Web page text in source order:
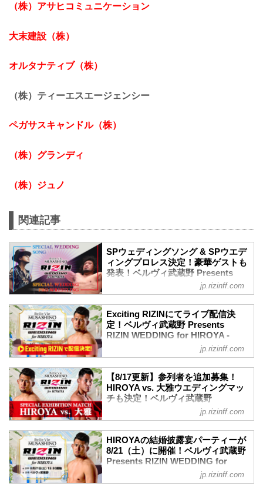
（株）アサヒコミュニケーション
大末建設（株）
オルタナティブ（株）
（株）ティーエスエージェンシー
ペガサスキャンドル（株）
（株）グランディ
（株）ジュノ
関連記事
SPウェディングソング & SPウエデ
ィングプロレス決定！豪華ゲストも
発表！ベルヴィ武蔵野 Presents
RIZIN WEDDING for HIROYA -
RIZIN FIGHTING FEDERATION オ
フィシャルサイト
8月21日（土）に催される『ベルヴィ武蔵
野 Presents RIZIN WEDDING for
グライターのTEEがスペシャルウェディ
ぞ！
さらに、RIZINファイター・関根"シュレ
ック"秀樹率いるウェディングモンスター
軍による、スペシャルウェディングプロ
レスが実施されることも決定！
そして今回の結婚披露宴の豪華ゲストも
発表！
いよいよ今週末に開催が迫った『ベルヴ
ィ武蔵野 Presents RIZIN WEDDIN...
jp.rizinff.com
Exciting RIZINにてライブ配信決
定！ベルヴィ武蔵野 Presents
RIZIN WEDDING for HIROYA -
RIZIN FIGHTING FEDERATION オ
フィシャルサイト
8月21日（土）に催される『ベルヴィ武蔵
野 Presents RIZIN WEDDING for
HIROYA』の模様が、配信プラットフォ
でも視聴が可能！また、HIROYAの結婚
披露宴をオンラインでお祝いしたい！と
いう方向けのご祝儀チケット（引き出物
付き）もご用意しているぞ！
豪華ゲスト参列予定、HIROYA vs. 大雅ウ
jp.rizinff.com
【8/17更新】参列者を追加募集！
HIROYA vs. 大雅ウエディングマッ
チも決定！ベルヴィ武蔵野
Presents RIZIN WEDDING for
HIROYA - RIZIN FIGHTING
FEDERATION オフィシャルサイト
8月21日（土）に催される『ベルヴィ武蔵
野 Presents RIZIN WEDDING for
によるウエディングマッチが行われるこ
jp.rizinff.com
HIROYAの結婚披露宴パーティーが
8/21（土）に開催！ベルヴィ武蔵野
Presents RIZIN WEDDING for
HIROYA - RIZIN FIGHTING
FEDERATION オフィシャルサイト
jp.rizinff.com